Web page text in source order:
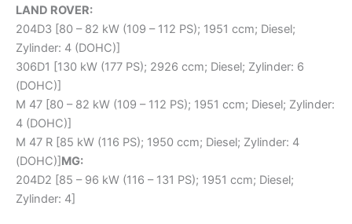
LAND ROVER:
204D3 [80 – 82 kW (109 – 112 PS); 1951 ccm; Diesel;
Zylinder: 4 (DOHC)]
306D1 [130 kW (177 PS); 2926 ccm; Diesel; Zylinder: 6
(DOHC)]
M 47 [80 – 82 kW (109 – 112 PS); 1951 ccm; Diesel; Zylinder:
4 (DOHC)]
M 47 R [85 kW (116 PS); 1950 ccm; Diesel; Zylinder: 4
(DOHC)] MG:
204D2 [85 – 96 kW (116 – 131 PS); 1951 ccm; Diesel;
Zylinder: 4]